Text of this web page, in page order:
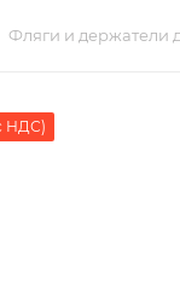
Фляги и держатели
НДС)